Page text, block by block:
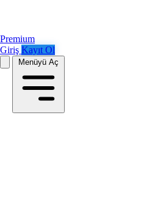
Premium
Giriş Kayıt Ol
Menüyü Aç